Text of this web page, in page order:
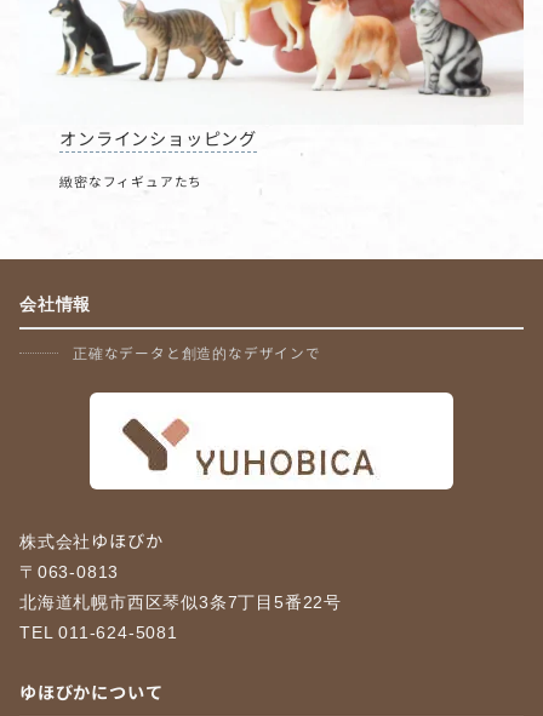
オンラインショッピング
緻密なフィギュアたち
会社情報
正確なデータと創造的なデザインで
株式会社ゆほびか
〒063-0813
北海道札幌市西区琴似3条7丁目5番22号
TEL 011-624-5081
ゆほびかについて